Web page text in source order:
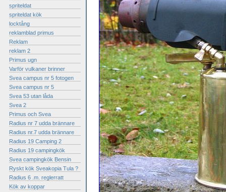
spriteldat
spriteldat kök
locktång
reklamblad primus
Reklam
reklam 2
Primus ugn
Varför vulkaner brinner
Svea campus nr 5 fotogen
Svea campus nr 5
Svea 53 utan låda
Svea 2
Primus och Svea
Radius nr 7 udda brännare
Radius nr.7 udda brännare
Radius 19 Camping 2
Radius 19 campingkök
Svea campingkök Bensin
Ryskt kök Sveakopia Tula ?
Radius 6 .m. reglerratt
Kök av koppar